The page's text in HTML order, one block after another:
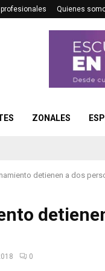
Quienes
ZONALES
detienen a dos
0